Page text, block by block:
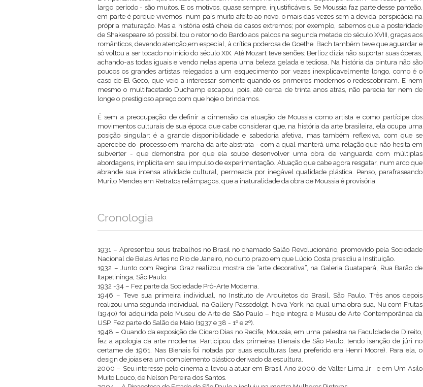
largo período - são muitos. E os motivos, quase sempre, injustificáveis. Se Moussia faz parte desse panteão,
em parte é porque vivemos num país muito afeito ao novo, o mais das vezes sem a devida perspicácia na
própria maturação. Mas a história está cheia de casos extremos; por exemplo, sabemos que a posteridade
de Shakespeare só possibilitou o retorno do Bardo aos palcos na segunda metade do século XVIII, graças aos
românticos, devendo atenção,em especial, à crítica poderosa de Goethe. Bach também teve que aguardar e
só voltou a ser tocado no início do século XIX. Até Mozart teve senões: Berlioz dizia não suportar suas óperas,
achando-as todas iguais e vendo nelas apena uma beleza gelada e tediosa. Na história da pintura não são
poucos os grandes artistas relegados a um esquecimento por vezes inexplicavelmente longo, como é o
caso de El Geco, que veio a interessar somente quando os primeiros modernos o redescobriram. E nem
mesmo o multifacetado Duchamp escapou, pois, até cerca de trinta anos atrás, não parecia ter nem de
longe o prestigioso apreço com que hoje o brindamos.
É sem a preocupação de definir a dimensão da atuação de Moussia como artista e como partícipe dos
movimentos culturais de sua época que cabe considerar que, na história da arte brasileira, ela ocupa uma
posição singular: é a grande disponibilidade e sabedoria afetiva, mas também reflexiva, com que se
apercebe do processo em marcha da arte abstrata - com a qual manterá uma relação que não hesita em
subverter - que demonstra por que ela soube desenvolver uma obra de vanguarda com múltiplas
abordagens, implícita em seu impulso de experimentação. Atuação que cabe agora resgatar, num arco que
abrande sua intensa atividade cultural, permeada por inegável qualidade plástica. Penso, parafraseando
Murilo Mendes em Retratos relâmpagos, que a inaturalidade da obra de Moussia é provisória.
Cronologia
1931 – Apresentou seus trabalhos no Brasil no chamado Salão Revolucionário, promovido pela Sociedade
Nacional de Belas Artes no Rio de Janeiro, no curto prazo em que Lúcio Costa presidiu a Instituição.
1932 – Junto com Regina Graz realizou mostra de “arte decorativa”, na Galeria Guatapará, Rua Barão de
Itapetininga, São Paulo.
1932 -34 – Fez parte da Sociedade Pró-Arte Moderna.
1946 – Teve sua primeira individual, no Instituto de Arquitetos do Brasil, São Paulo. Três anos depois
realizou uma segunda individual, na Gallery Passedolgt, Nova York, na qual uma obra sua, Nu com Frutas
(1940) foi adquirida pelo Museu de Arte de São Paulo – hoje integra e Museu de Arte Contemporânea da
USP. Fez parte do Salão de Maio (1937 e 38 - 1º e 2º).
1948 – Quando da exposição de Cícero Dias no Recife, Moussia, em uma palestra na Faculdade de Direito,
fez a apologia da arte moderna. Participou das primeiras Bienais de São Paulo, tendo isenção de júri no
certame de 1961. Nas Bienais foi notada por suas esculturas (seu preferido era Henri Moore). Para ela, o
design de joias era um complemento plástico derivado da escultura.
2000 – Seu interesse pelo cinema a levou a atuar em Brasil Ano 2000, de Valter Lima Jr ; e em Um Asilo
Muito Louco, de Nelson Pereira dos Santos.